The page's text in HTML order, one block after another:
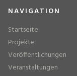
NAVIGATION
Startseite
Projekte
Veröffentlichungen
Veranstaltungen